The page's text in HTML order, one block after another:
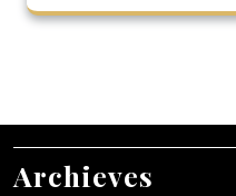
Archieves